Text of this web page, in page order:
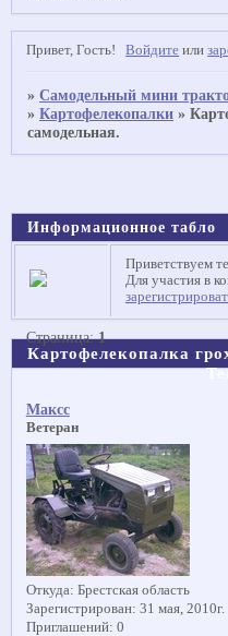
Привет, Гость! Войдите или
»Самодельный мини
»Картофелекопалки »
самодельная.
Информационное табло
Приветствуем
Для участия в
Картофелекопалка
Страница:1
Максс
Ветеран
Откуда: Брестская область
Зарегистрирован: 31 мая, 2010г.
Приглашений: 0